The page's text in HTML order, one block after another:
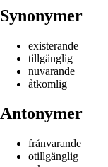
Synonymer
existerande
tillgänglig
nuvarande
åtkomlig
Antonymer
frånvarande
otillgänglig